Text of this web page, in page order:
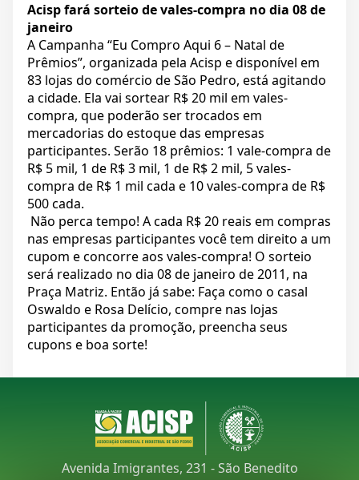
Acisp fará sorteio de vales-compra no dia 08 de
janeiro
A Campanha “Eu Compro Aqui 6 – Natal de
Prêmios”, organizada pela Acisp e disponível em
83 lojas do comércio de São Pedro, está agitando
a cidade. Ela vai sortear R$ 20 mil em vales-
compra, que poderão ser trocados em
mercadorias do estoque das empresas
participantes. Serão 18 prêmios: 1 vale-compra de
R$ 5 mil, 1 de R$ 3 mil, 1 de R$ 2 mil, 5 vales-
compra de R$ 1 mil cada e 10 vales-compra de R$
500 cada.
Não perca tempo! A cada R$ 20 reais em compras
nas empresas participantes você tem direito a um
cupom e concorre aos vales-compra! O sorteio
será realizado no dia 08 de janeiro de 2011, na
Praça Matriz. Então já sabe: Faça como o casal
Oswaldo e Rosa Delício, compre nas lojas
participantes da promoção, preencha seus
cupons e boa sorte!
Avenida Imigrantes, 231 - São Benedito